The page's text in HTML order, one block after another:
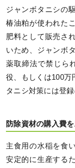
ジャンボタニシの
椿油粕が使われた
肥料として販売さ
いため、ジャンボ
薬取締法で禁じら
役、もしくは100万
タニシ対策には登
防除資材の購入費
主食用の水稲を食
安定的に生産する